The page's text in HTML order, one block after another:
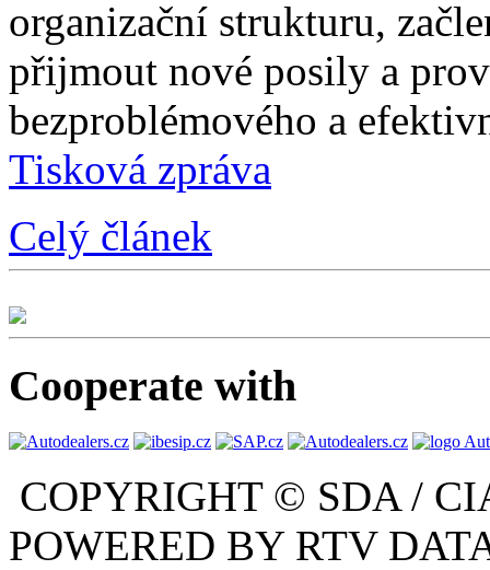
organizační strukturu,
přijmout nové posily a
bezproblémového a
Tisková zpráva
Celý článek
Cooperate with
COPYRIGHT © SDA /
POWERED BY RTV